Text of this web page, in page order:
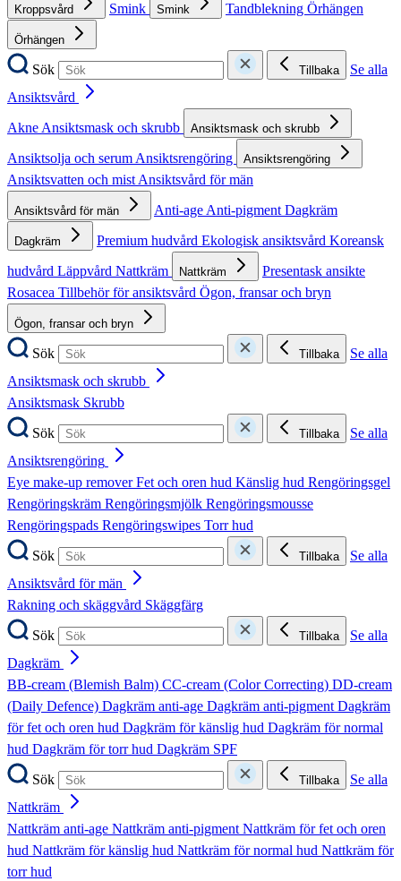
Kroppsvård Smink Smink Tandblekning Örhängen
Örhängen
Sök Tillbaka
Se alla
Ansiktsvård
AkneAnsiktsmask och skrubb Ansiktsmask och skrubb
Ansiktsolja och serumAnsiktsrengöring Ansiktsrengöring
Ansiktsvatten och mistAnsiktsvård för män
Ansiktsvård för män Anti-ageAnti-pigmentDagkräm
Dagkräm Premium hudvård Ekologisk ansiktsvård Koreansk
hudvård Läppvård Nattkräm Nattkräm
Presentask ansikte
Rosacea Tillbehör för ansiktsvård Ögon, fransar och bryn
Ögon, fransar och bryn
Sök Tillbaka
Se alla
Ansiktsmask och skrubb
Ansiktsmask Skrubb
Sök
Tillbaka
Se alla
Ansiktsrengöring
Eye make-up removerFet och oren hud Känslig hud Rengöringsgel
Rengöringskräm Rengöringsmjölk Rengöringsmousse
Rengöringspads Rengöringswipes Torr hud
Sök
Tillbaka
Se alla
Ansiktsvård för män
Rakning och skäggvård Skäggfärg
Sök
Tillbaka
Se alla
Dagkräm
BB-cream (Blemish Balm) CC-cream (Color Correcting) DD-cream
(Daily Defence) Dagkräm anti-age Dagkräm anti-pigmentDagkräm
för fet och oren hud Dagkräm för känslig hud Dagkräm för normal
hud Dagkräm för torr hud Dagkräm SPF
Sök
Tillbaka
Se alla
Nattkräm
Nattkräm anti-age Nattkräm anti-pigmentNattkräm för fet och oren
hud Nattkräm för känslig hud Nattkräm för normal hud Nattkräm för
torr hud